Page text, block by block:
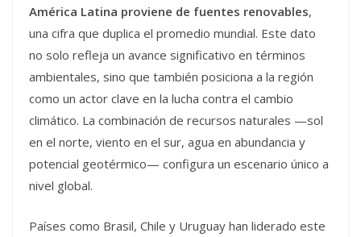
América Latina proviene de fuentes renovables,
una cifra que duplica el promedio mundial. Este dato
no solo refleja un avance significativo en términos
ambientales, sino que también posiciona a la región
como un actor clave en la lucha contra el cambio
climático. La combinación de recursos naturales —sol
en el norte, viento en el sur, agua en abundancia y
potencial geotérmico— configura un escenario único a
nivel global.
Países como Brasil, Chile y Uruguay han liderado este